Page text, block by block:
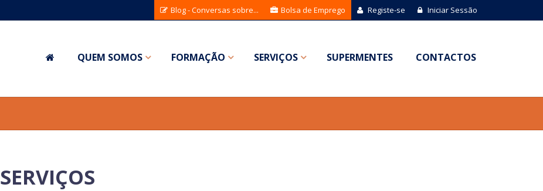
Blog - Conversas sobre... Bolsa de Emprego Registe-se Iniciar Sessão
QUEM SOMOS FORMAÇÃO SERVIÇOS SUPERMENTES CONTACTOS